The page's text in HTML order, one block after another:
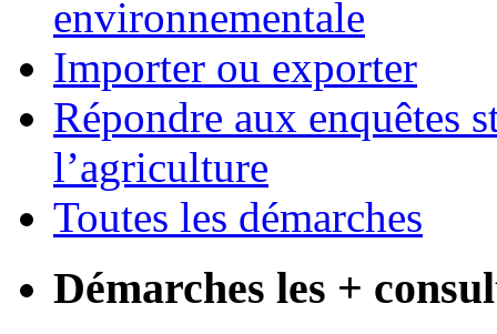
environnementale
Importer ou exporter
Répondre aux enquêtes
l’agriculture
Toutes les démarches
Démarches les +